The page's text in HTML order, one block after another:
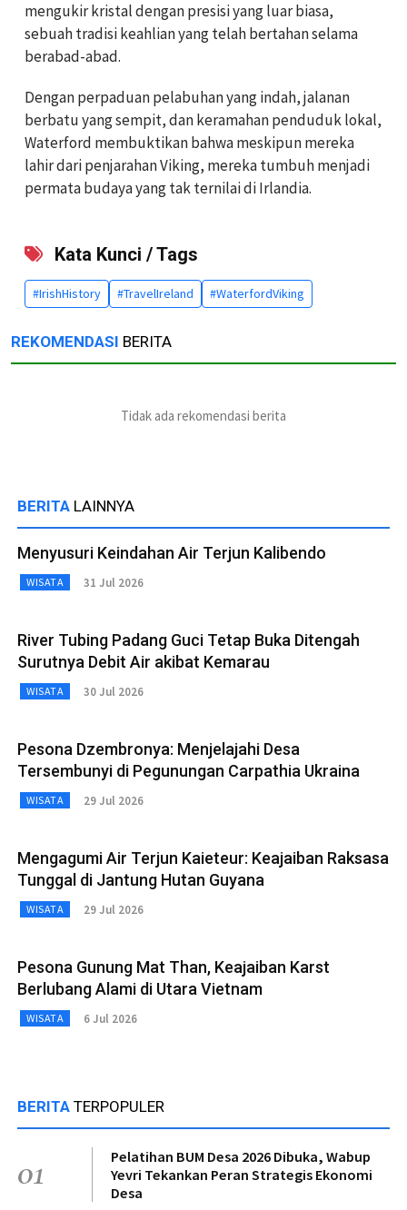
mengukir kristal dengan presisi yang luar biasa,
sebuah tradisi keahlian yang telah bertahan selama
berabad-abad.
Dengan perpaduan pelabuhan yang indah, jalanan
berbatu yang sempit, dan keramahan penduduk lokal,
Waterford membuktikan bahwa meskipun mereka
lahir dari penjarahan Viking, mereka tumbuh menjadi
permata budaya yang tak ternilai di Irlandia.
Kata Kunci / Tags
#IrishHistory #TravelIreland #WaterfordViking
REKOMENDASI BERITA
Tidak ada rekomendasi berita
BERITA LAINNYA
Menyusuri Keindahan Air Terjun Kalibendo
WISATA 31 Jul 2026
River Tubing Padang Guci Tetap Buka Ditengah
Surutnya Debit Air akibat Kemarau
WISATA 30 Jul 2026
Pesona Dzembronya: Menjelajahi Desa
Tersembunyi di Pegunungan Carpathia Ukraina
WISATA 29 Jul 2026
Mengagumi Air Terjun Kaieteur: Keajaiban Raksasa
Tunggal di Jantung Hutan Guyana
WISATA 29 Jul 2026
Pesona Gunung Mat Than, Keajaiban Karst
Berlubang Alami di Utara Vietnam
WISATA 6 Jul 2026
BERITA TERPOPULER
01
Pelatihan BUM Desa 2026 Dibuka, Wabup
Yevri Tekankan Peran Strategis Ekonomi
Desa